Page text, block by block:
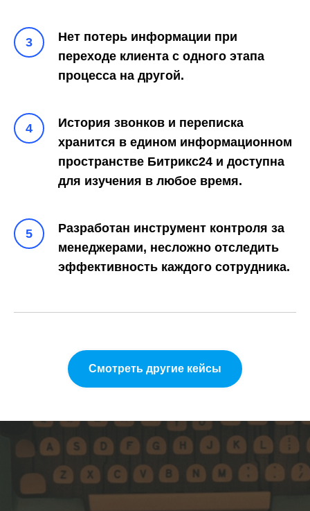
Нет потерь информации при
переходе клиента с одного этапа
процесса на другой.
История звонков и переписка
хранится в едином информационном
пространстве Битрикс24 и доступна
для изучения в любое время.
Разработан инструмент контроля за
менеджерами, несложно отследить
эффективность каждого сотрудника.
Смотреть другие кейсы